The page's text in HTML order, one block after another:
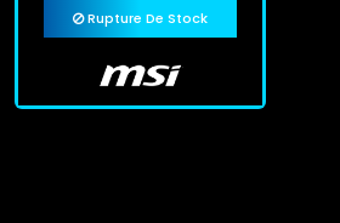
Rupture De Stock